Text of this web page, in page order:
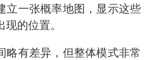
立一张概率地图，显示这些
的位置。
略有差异，但整体模式非常